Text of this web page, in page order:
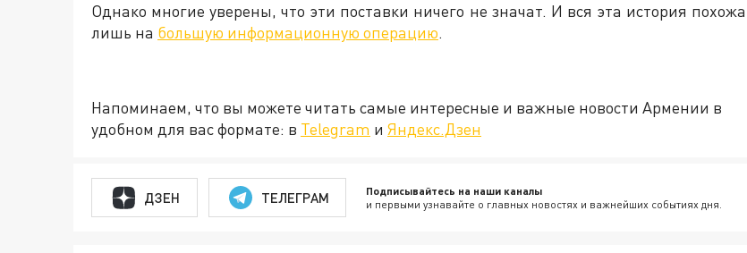
Однако многие уверены, что эти поставки ничего не значат. И вся эта история похожа
лишь на большую информационную операцию.
Напоминаем, что вы можете читать самые интересные и важные новости Армении в
удобном для вас формате: в Telegram и Яндекс.Дзен
ДЗЕН ТЕЛЕГРАМ Подписывайтесь на наши каналы
и первыми узнавайте о главных новостях и важнейших событиях дня.